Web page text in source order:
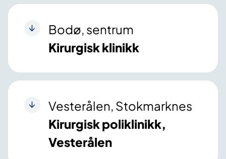
Bodø, sentrum
Kirurgisk klinikk
Vesterålen, Stokmarknes
Kirurgisk poliklinikk,
Vesterålen